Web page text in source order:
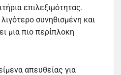
επιλεξιμότητας.
συνηθισμένη και
μια πιο περίπλοκη
απευθείας για